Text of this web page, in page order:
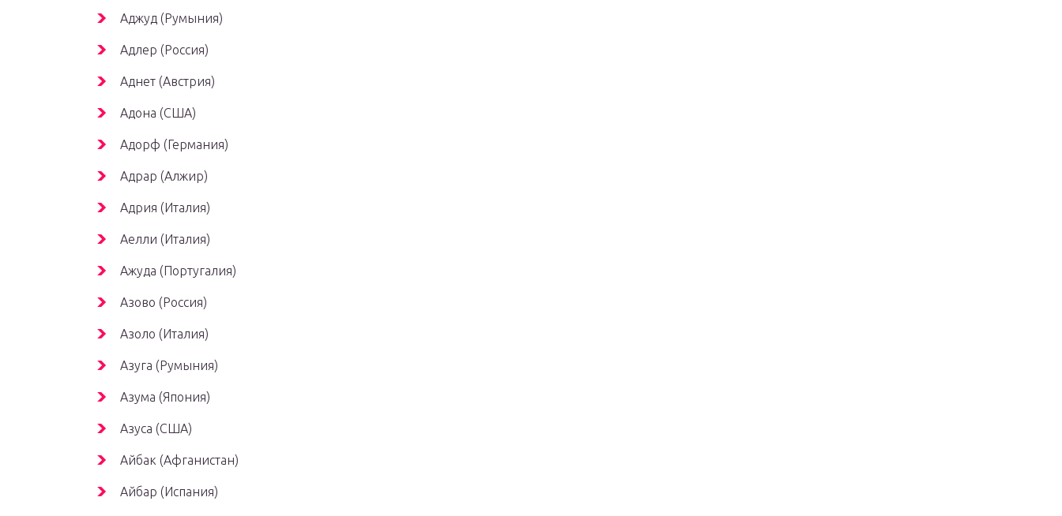
Аджуд (Румыния)
Адлер (Россия)
Аднет (Австрия)
Адона (США)
Адорф (Германия)
Адрар (Алжир)
Адрия (Италия)
Аелли (Италия)
Ажуда (Португалия)
Азово (Россия)
Азоло (Италия)
Азуга (Румыния)
Азума (Япония)
Азуса (США)
Айбак (Афганистан)
Айбар (Испания)